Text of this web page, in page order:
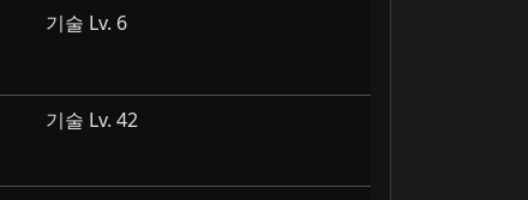
기술 Lv. 6
기술 Lv. 42